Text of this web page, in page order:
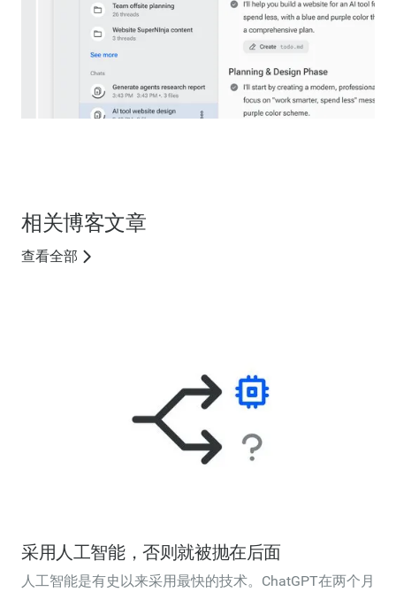
相关博客文章
查看全部
采用人工智能，否则就被抛在后面
人工智能是有史以来采用最快的技术。ChatGPT在两个月